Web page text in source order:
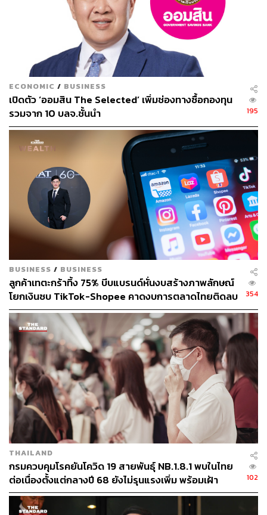
ECONOMIC / BUSINESS
เปิดตัว ‘ออมสิน The Selected’ เพิ่มช่องทางซื้อกองทุน
รวมจาก 10 บลจ.ชั้นนำ
195
BUSINESS / BUSINESS
ลูกค้าเทตะกร้าทิ้ง 75% บีบแบรนด์หั่นงบสร้างภาพลักษณ์
โยกเงินซบ TikTok-Shopee คาดงบการตลาดไทยติดลบ
ครั้งแรกในรอบ 14 ปี
354
THAILAND
กรมควบคุมโรคยันโควิด 19 สายพันธุ์ NB.1.8.1 พบในไทย
ต่อเนื่องตั้งแต่กลางปี 68 ยังไม่รุนแรงเพิ่ม พร้อมเฝ้า
ระวัง-ติดตามใกล้ชิด
102